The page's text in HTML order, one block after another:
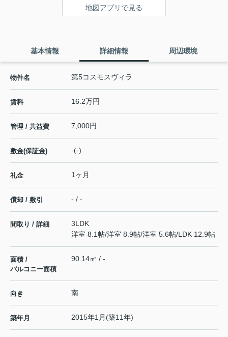
地図アプリで見る
基本情報 詳細情報 周辺環境
物件名 第5コスモスヴィラ
賃料 16.2万円
管理 / 共益費 7,000円
敷金(保証金) -(-)
礼金 1ヶ月
償却 / 敷引 - / -
間取り / 詳細
3LDK
洋室 8.1帖/洋室 8.9帖/洋室 5.6帖/LDK 12.9帖
面積 /
バルコニー面積
90.14㎡ / -
向き 南
築年月 2015年1月(築11年)